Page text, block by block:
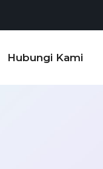
Hubungi Kami